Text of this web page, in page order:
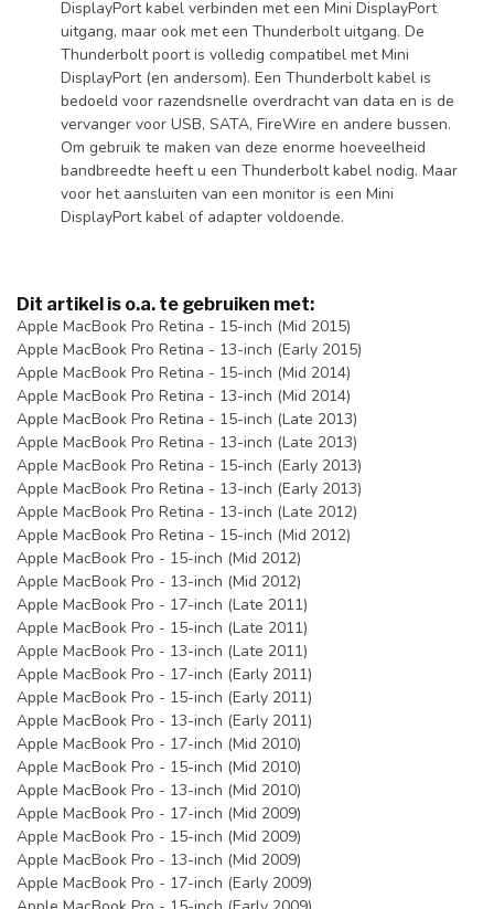
DisplayPort kabel verbinden met een Mini DisplayPort
uitgang, maar ook met een Thunderbolt uitgang. De
Thunderbolt poort is volledig compatibel met Mini
DisplayPort (en andersom). Een Thunderbolt kabel is
bedoeld voor razendsnelle overdracht van data en is de
vervanger voor USB, SATA, FireWire en andere bussen.
Om gebruik te maken van deze enorme hoeveelheid
bandbreedte heeft u een Thunderbolt kabel nodig. Maar
voor het aansluiten van een monitor is een Mini
DisplayPort kabel of adapter voldoende.
Dit artikel is o.a. te gebruiken met:
Apple MacBook Pro Retina - 15-inch (Mid 2015)
Apple MacBook Pro Retina - 13-inch (Early 2015)
Apple MacBook Pro Retina - 15-inch (Mid 2014)
Apple MacBook Pro Retina - 13-inch (Mid 2014)
Apple MacBook Pro Retina - 15-inch (Late 2013)
Apple MacBook Pro Retina - 13-inch (Late 2013)
Apple MacBook Pro Retina - 15-inch (Early 2013)
Apple MacBook Pro Retina - 13-inch (Early 2013)
Apple MacBook Pro Retina - 13-inch (Late 2012)
Apple MacBook Pro Retina - 15-inch (Mid 2012)
Apple MacBook Pro - 15-inch (Mid 2012)
Apple MacBook Pro - 13-inch (Mid 2012)
Apple MacBook Pro - 17-inch (Late 2011)
Apple MacBook Pro - 15-inch (Late 2011)
Apple MacBook Pro - 13-inch (Late 2011)
Apple MacBook Pro - 17-inch (Early 2011)
Apple MacBook Pro - 15-inch (Early 2011)
Apple MacBook Pro - 13-inch (Early 2011)
Apple MacBook Pro - 17-inch (Mid 2010)
Apple MacBook Pro - 15-inch (Mid 2010)
Apple MacBook Pro - 13-inch (Mid 2010)
Apple MacBook Pro - 17-inch (Mid 2009)
Apple MacBook Pro - 15-inch (Mid 2009)
Apple MacBook Pro - 13-inch (Mid 2009)
Apple MacBook Pro - 17-inch (Early 2009)